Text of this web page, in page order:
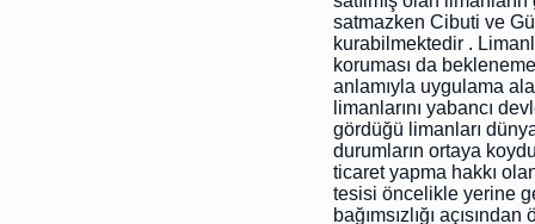
satmazken Cibuti ve
kurabilmektedir .
koruması da
anlamıyla uygulama
limanlarını yabancı
gördüğü limanları
durumların ortaya
ticaret yapma hakkı
tesisi öncelikle yerine
bağımsızlığı